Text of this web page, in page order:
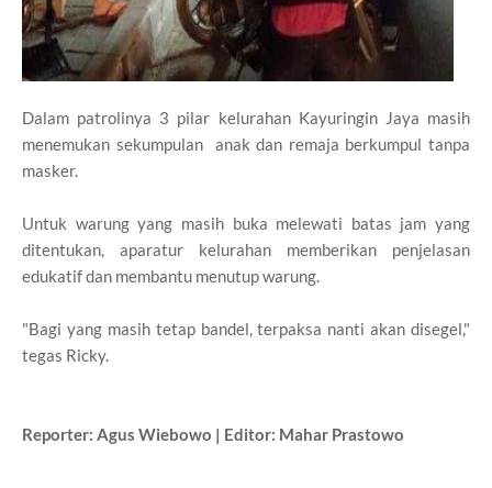
Dalam patrolinya 3 pilar kelurahan Kayuringin Jaya masih
menemukan sekumpulan anak dan remaja berkumpul tanpa
masker.
Untuk warung yang masih buka melewati batas jam yang
ditentukan, aparatur kelurahan memberikan penjelasan
edukatif dan membantu menutup warung.
"Bagi yang masih tetap bandel, terpaksa nanti akan disegel,"
tegas Ricky.
Reporter: Agus Wiebowo | Editor: Mahar Prastowo